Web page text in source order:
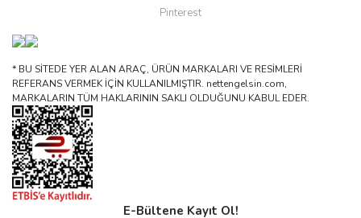
Pinterest
* BU SİTEDE YER ALAN ARAÇ, ÜRÜN MARKALARI VE RESİMLERİ
REFERANS VERMEK İÇİN KULLANILMIŞTIR. nettengelsin.com,
MARKALARIN TÜM HAKLARININ SAKLI OLDUĞUNU KABUL EDER.
E-Bültene Kayıt Ol!